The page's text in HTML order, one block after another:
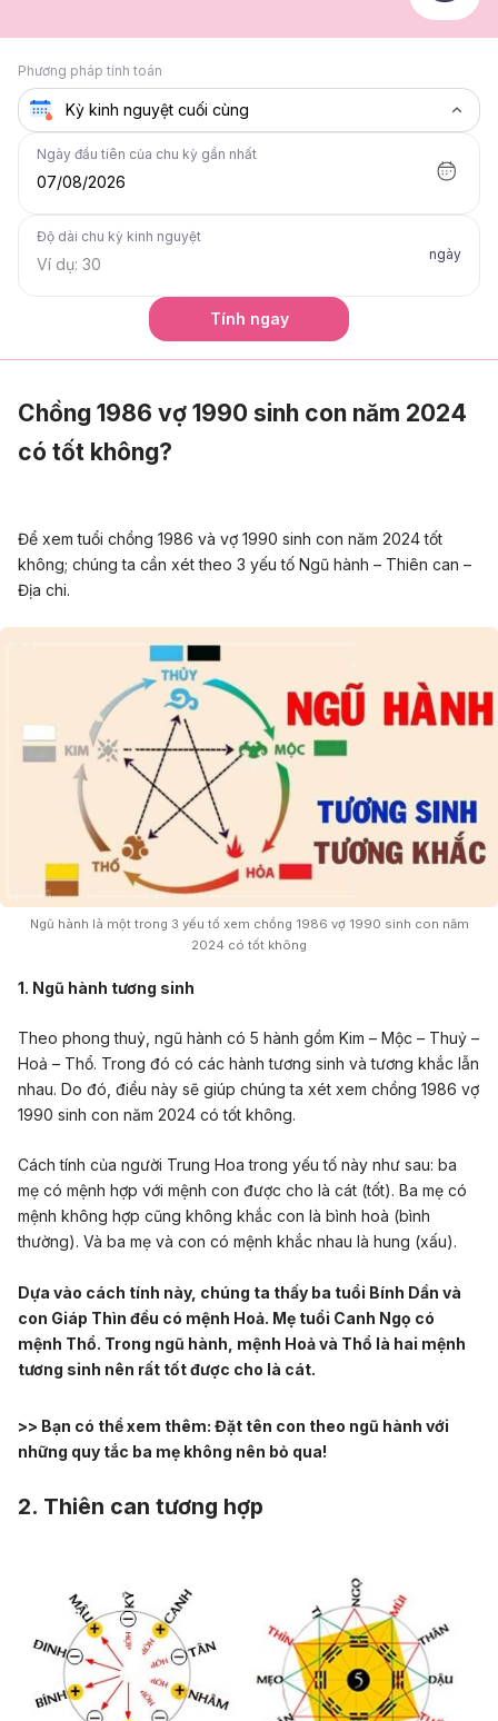
Phương pháp tính toán
Ngày đầu tiên của chu kỳ gần nhất
07/08/2026
Độ dài chu kỳ kinh nguyệt
ngày
Tính ngay
Chồng 1986 vợ 1990 sinh con năm 2024
có tốt không?
Để xem tuổi chồng 1986 và vợ 1990 sinh con năm 2024 tốt
không; chúng ta cần xét theo 3 yếu tố Ngũ hành – Thiên can –
Địa chi.
Ngũ hành là một trong 3 yếu tố xem chồng 1986 vợ 1990 sinh con năm
2024 có tốt không
1. Ngũ hành tương sinh
Theo phong thuỷ, ngũ hành có 5 hành gồm Kim – Mộc – Thuỷ –
Hoả – Thổ. Trong đó có các hành tương sinh và tương khắc lẫn
nhau. Do đó, điều này sẽ giúp chúng ta xét xem chồng 1986 vợ
1990 sinh con năm 2024 có tốt không.
Cách tính của người Trung Hoa trong yếu tố này như sau: ba
mẹ có mệnh hợp với mệnh con được cho là cát (tốt). Ba mẹ có
mệnh không hợp cũng không khắc con là bình hoà (bình
thường). Và ba mẹ và con có mệnh khắc nhau là hung (xấu).
Dựa vào cách tính này, chúng ta thấy ba tuổi Bính Dần và
con Giáp Thìn đều có mệnh Hoả. Mẹ tuổi Canh Ngọ có
mệnh Thổ. Trong ngũ hành, mệnh Hoả và Thổ là hai mệnh
tương sinh nên rất tốt được cho là cát.
>> Bạn có thể xem thêm: Đặt tên con theo ngũ hành với
những quy tắc ba mẹ không nên bỏ qua!
2. Thiên can tương hợp